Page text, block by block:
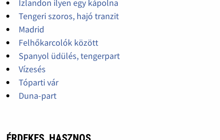
Izlandon ilyen egy kápolna
Tengeri szoros, hajó tranzit
Madrid
Felhőkarcolók között
Spanyol üdülés, tengerpart
Vízesés
Tóparti vár
Duna-part